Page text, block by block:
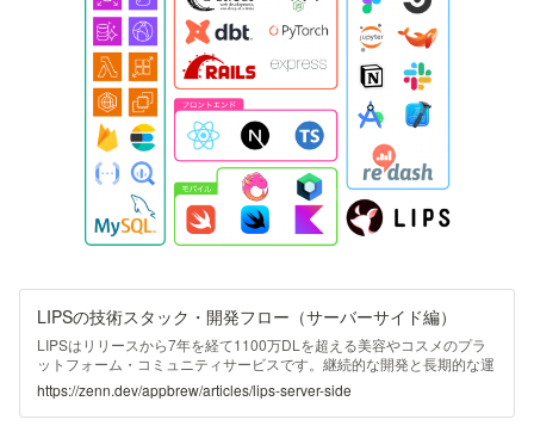
LIPSの技術スタック・開発フロー（サーバーサイド編）
LIPSはリリースから7年を経て1100万DLを超える美容やコスメのプラ
ットフォーム・コミュニティサービスです。継続的な開発と長期的な運
用を視野に入れ、生産性や開発体験を高い水準に保ち続けられるよう、
AppBrewでは開発環境を継続的に改善し続けています。 この記事で
は、LIPSの技術スタックや開発の流れについて、特にサーバーサイドを
https://zenn.dev/appbrew/articles/lips-server-side